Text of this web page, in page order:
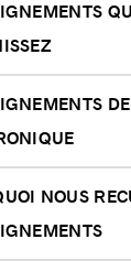
NOUS